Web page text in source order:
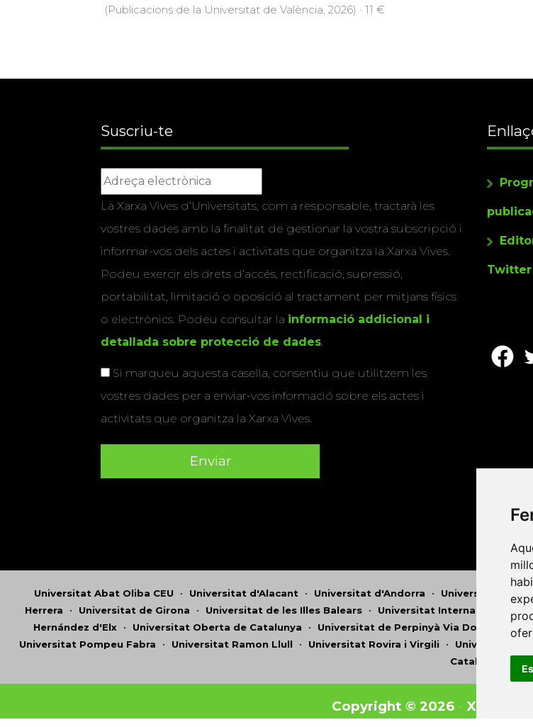
(Publicacions de la Universitat de València, 2026) · 11 €
Suscriu-te
La Xarxa Vives d’Universitats, com a responsable, tractarà les
vostres dades amb la finalitat de gestionar la vostra subscripció i
informar-vos dels actes i activitats que organitza la Xarxa Vives.
Podeu exercir els drets d’accés, rectificació, supressió,
portabilitat, limitació o oposició al tractament per mitjans físics
o electrònics. Podeu consultar la informació addicional i
detallada sobre protecció de dades.
Si marqueu aquesta casella, consentiu que utilitzem les
vostres dades per a enviar-vos informació sobre els actes i
activitats que organitza la Xarxa Vives.
Twitter
Universitat Abat Oliba CEU • Universitat d'Alacant • Universitat d'Andorra • Universitat
Herrera • Universitat de Girona • Universitat de les Illes Balears • Universitat Internacional de
Hernández d'Elx • Universitat Oberta de Catalunya • Universitat de Perpinyà Via Domitia •
Universitat Pompeu Fabra • Universitat Ramon Llull • Universitat Rovira i Virgili • Universitat de
Catalunya
Copyright © 2026- Xarxa